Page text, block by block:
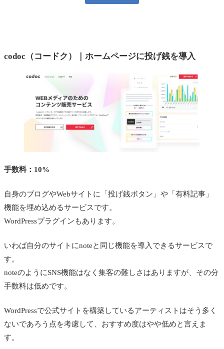
codoc（コードク）｜ホームページに投げ銭を導入
手数料：10%
自身のブログやWebサイトに「投げ銭ボタン」や「有料記事」
機能を埋め込めるサービスです。
WordPressプラグインもあります。
いわば自分のサイトにnoteと同じ機能を導入できるサービスで
す。
noteのようにSNS機能はなく集客の難しさはありますが、その分
手数料は低めです。
WordPressで公式サイトを構築しているアーティストはそう多く
ないであろう点を考慮して、おすすめ度はやや低めと言えま
す。